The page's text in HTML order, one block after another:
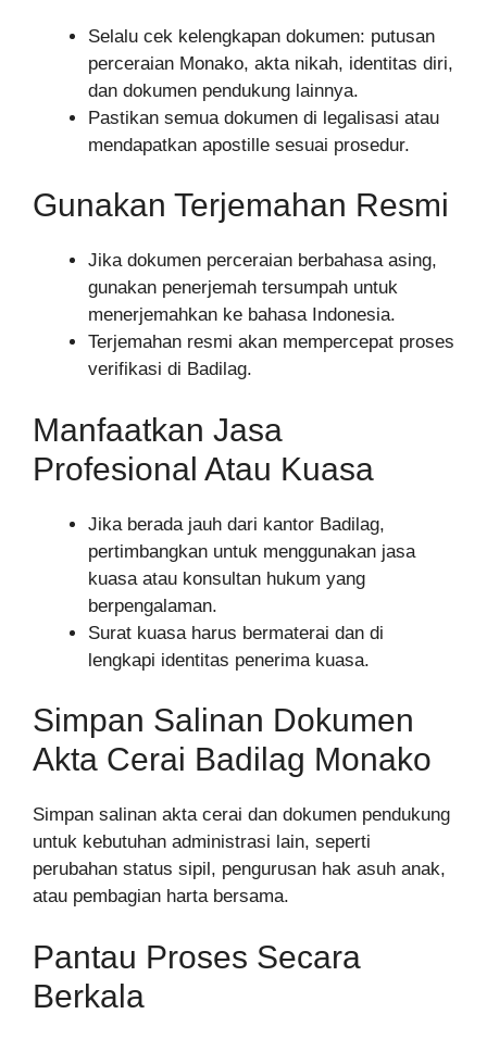
Selalu cek kelengkapan dokumen: putusan
perceraian Monako, akta nikah, identitas diri,
dan dokumen pendukung lainnya.
Pastikan semua dokumen di legalisasi atau
mendapatkan apostille sesuai prosedur.
Gunakan Terjemahan Resmi
Jika dokumen perceraian berbahasa asing,
gunakan penerjemah tersumpah untuk
menerjemahkan ke bahasa Indonesia.
Terjemahan resmi akan mempercepat proses
verifikasi di Badilag.
Manfaatkan Jasa
Profesional Atau Kuasa
Jika berada jauh dari kantor Badilag,
pertimbangkan untuk menggunakan jasa
kuasa atau konsultan hukum yang
berpengalaman.
Surat kuasa harus bermaterai dan di
lengkapi identitas penerima kuasa.
Simpan Salinan Dokumen
Akta Cerai Badilag Monako
Simpan salinan akta cerai dan dokumen pendukung
untuk kebutuhan administrasi lain, seperti
perubahan status sipil, pengurusan hak asuh anak,
atau pembagian harta bersama.
Pantau Proses Secara
Berkala